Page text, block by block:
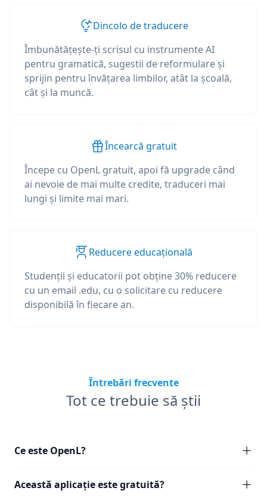
Dincolo de traducere
Îmbunătățește-ți scrisul cu instrumente AI
pentru gramatică, sugestii de reformulare și
sprijin pentru învățarea limbilor, atât la școală,
cât și la muncă.
Încearcă gratuit
Începe cu OpenL gratuit, apoi fă upgrade când
ai nevoie de mai multe credite, traduceri mai
lungi și limite mai mari.
Reducere educațională
Studenții și educatorii pot obține 30% reducere
cu un email .edu, cu o solicitare cu reducere
disponibilă în fiecare an.
Întrebări frecvente
Tot ce trebuie să știi
Ce este OpenL?
Această aplicație este gratuită?